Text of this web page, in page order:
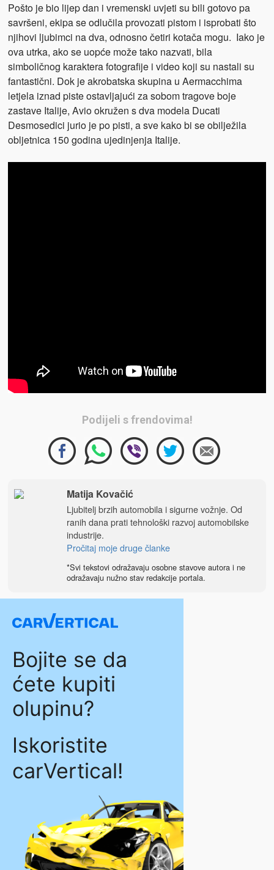
Pošto je bio lijep dan i vremenski uvjeti su bili gotovo pa
savršeni, ekipa se odlučila provozati pistom i isprobati što
njihovi ljubimci na dva, odnosno četiri kotača mogu. Iako je
ova utrka, ako se uopće može tako nazvati, bila
simboličnog karaktera fotografije i video koji su nastali su
fantastični. Dok je akrobatska skupina u Aermacchima
letjela iznad piste ostavljajući za sobom tragove boje
zastave Italije, Avio okružen s dva modela Ducati
Desmosedici jurio je po pisti, a sve kako bi se obilježila
obljetnica 150 godina ujedinjenja Italije.
Podijeli s frendovima!
Matija Kovačić
Ljubitelj brzih automobila i sigurne vožnje. Od
ranih dana prati tehnološki razvoj automobilske
industrije.
Pročitaj moje druge članke
*Svi tekstovi odražavaju osobne stavove autora i ne
odražavaju nužno stav redakcije portala.